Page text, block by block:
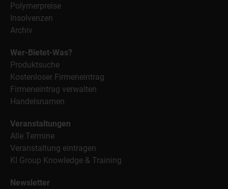
Polymerpreise
Insolvenzen
Archiv
Wer-Bietet-Was?
Produktsuche
Kostenloser Firmeneintrag
Firmeneintrag verwalten
Handelsnamen
Veranstaltungen
Alle Termine
Veranstaltung eintragen
KI Group Knowledge & Training
Newsletter